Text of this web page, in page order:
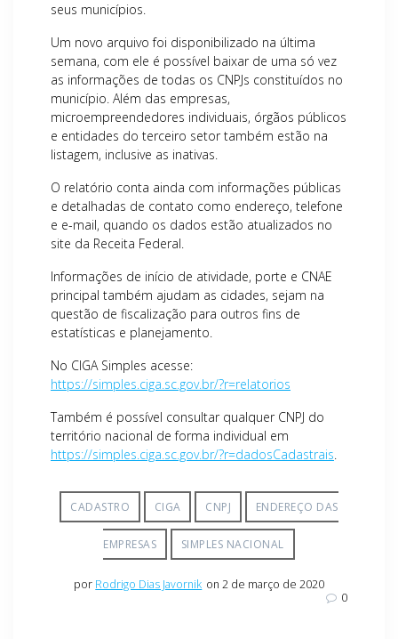
seus municípios.
Um novo arquivo foi disponibilizado na última
semana, com ele é possível baixar de uma só vez
as informações de todas os CNPJs constituídos no
município. Além das empresas,
microempreendedores individuais, órgãos públicos
e entidades do terceiro setor também estão na
listagem, inclusive as inativas.
O relatório conta ainda com informações públicas
e detalhadas de contato como endereço, telefone
e e-mail, quando os dados estão atualizados no
site da Receita Federal.
Informações de início de atividade, porte e CNAE
principal também ajudam as cidades, sejam na
questão de fiscalização para outros fins de
estatísticas e planejamento.
No CIGA Simples acesse:
https://simples.ciga.sc.gov.br/?r=relatorios
Também é possível consultar qualquer CNPJ do
território nacional de forma individual em
https://simples.ciga.sc.gov.br/?r=dadosCadastrais.
CADASTRO CIGA CNPJ ENDEREÇO DAS
EMPRESAS SIMPLES NACIONAL
por Rodrigo Dias Javornik on 2 de março de 2020
0